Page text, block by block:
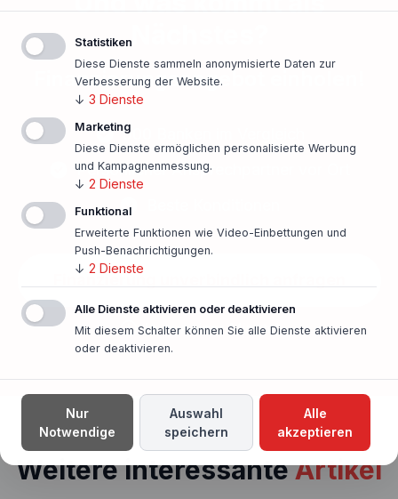
Nächstes?
Finanzierungsangebot einholen!
500 Banken im Vergleich
Persönlicher Ansprechpartner vor Ort
In nur einer Minute!
Weitere interessanteArtikel
Statistiken
Diese Dienste sammeln anonymisierte Daten zur
Verbesserung der Website.
↓ 3 Dienste
Marketing
Diese Dienste ermöglichen personalisierte Werbung
und Kampagnenmessung.
↓ 2 Dienste
Funktional
Erweiterte Funktionen wie Video-Einbettungen und
Push-Benachrichtigungen.
↓ 2 Dienste
Alle Dienste aktivieren oder deaktivieren
Mit diesem Schalter können Sie alle Dienste aktivieren
oder deaktivieren.
Nur
Notwendige
Auswahl
speichern
Alle
akzeptieren